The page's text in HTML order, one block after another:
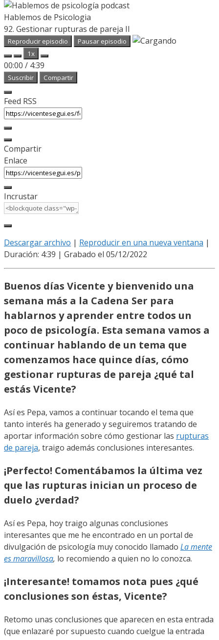
Hablemos de Psicologia
92. Gestionar rupturas de pareja II
Reproducir episodio
Pausar episodio
1x
00:00 / 4:39
Suscribir Compartir
Feed RSS
Compartir
Enlace
Incrustar
Descargar archivo | Reproducir en una nueva ventana |
Duración: 4:39 | Grabado el 05/12/2022
Buenos días Vicente y bienvenido una
semana más a la Cadena Ser para
hablarnos y aprender entre todos un
poco de psicología. Esta semana vamos a
continuar hablando de un tema que
comenzamos hace quince días, cómo
gestionar rupturas de pareja ¿qué tal
estás Vicente?
Así es Pepa, vamos a continuar tocando el tema que
tanto interés ha generado y seguiremos tratando de
aportar información sobre cómo gestionar las rupturas
de pareja, traigo además conclusiones interesantes.
¡Perfecto! Comentábamos la última vez
que las rupturas inician un proceso de
duelo ¿verdad?
Así es Pepa, hoy traigo algunas conclusiones
interesantes que me he encontrado en un portal de
divulgación de psicología muy conocido llamado La mente
es maravillosa, lo recomiendo a quien no lo conozca.
¡Interesante! tomamos nota pues ¿qué
conclusiones son éstas, Vicente?
Retomo unas conclusiones que aparecen en esta entrada
(que enlazaré por supuesto cuando cuelgue la entrada